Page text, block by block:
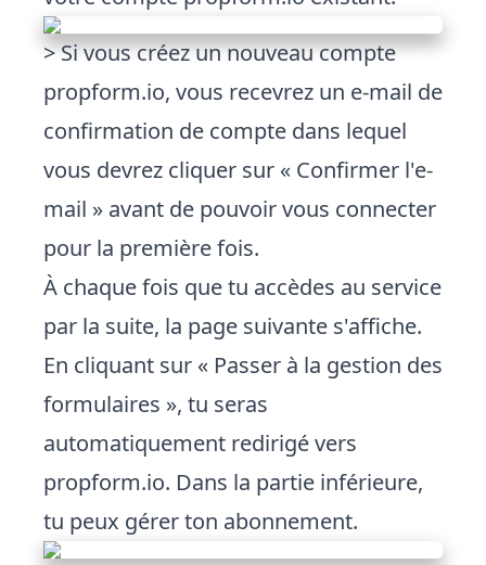
> Si vous créez un nouveau compte
propform.io, vous recevrez un e-mail de
confirmation de compte dans lequel
vous devrez cliquer sur « Confirmer l'e-
mail » avant de pouvoir vous connecter
pour la première fois.
À chaque fois que tu accèdes au service
par la suite, la page suivante s'affiche.
En cliquant sur « Passer à la gestion des
formulaires », tu seras
automatiquement redirigé vers
propform.io. Dans la partie inférieure,
tu peux gérer ton abonnement.